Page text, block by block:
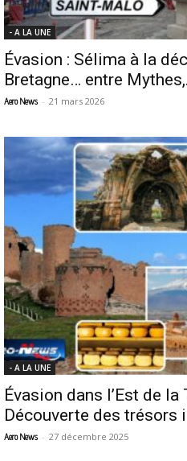
- A LA UNE
Évasion : Sélima à la
Bretagne… entre
Aero News - 21 mars 2026
- A LA UNE
Évasion dans l’Est de la
Découverte des trésors
Aero News - 27 décembre 2025